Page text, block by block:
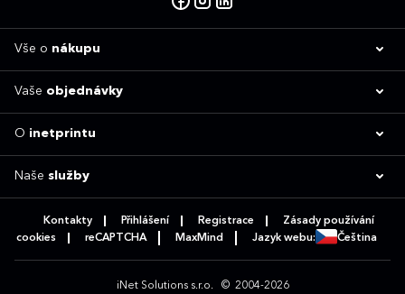
Vše o nákupu
Vaše objednávky
O inetprintu
Naše služby
Kontakty Přihlášení Registrace
Zásady používání
cookies
reCAPTCHA MaxMind Jazyk webu: Čeština
iNet Solutions s.r.o. © 2004-2026